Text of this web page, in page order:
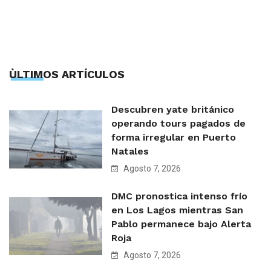
ÙLTIMOS ARTÍCULOS
Descubren yate británico
operando tours pagados de
forma irregular en Puerto
Natales
Agosto 7, 2026
DMC pronostica intenso frío
en Los Lagos mientras San
Pablo permanece bajo Alerta
Roja
Agosto 7, 2026